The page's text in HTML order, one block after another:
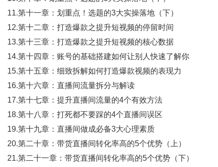
11.第十一章：划重点！选题的3大实操落地（下）
12.第十二章：打造爆款之提升短视频的停留时间
13.第十三章：打造爆款之提升短视频的核心数据
14.第十四章：账号的基础搭建如何让别人快速了解你
15.第十五章：细致拆解如何打造爆款视频的表现力
16.第十六章：直播间流量拆分与解读
17.第十七章：提升直播间流量的4个有效方法
18.第十八章：打死都不要踩的4个直播间误区
19.第十九章：直播间做成必备3大心理素质
20.第二十章：带货直播间转化率高的5个优势（上）
21.第二十一章：带货直播间转化率高的5个优势（下）